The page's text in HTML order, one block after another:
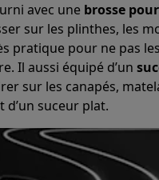
Disques durs externesSSD
Microsoft OfficeAnti-Virus
& câblesHousses &
5Jeux PS5Jeux PS4
2Jeux Nintendo Switch
XboxCasques Xbox
gamerPC gamer
Microphones
avec une brosse
sur les plinthes, les
pratique pour ne pas
Il aussi équipé d’un
sur les canapés,
d’un suceur plat.